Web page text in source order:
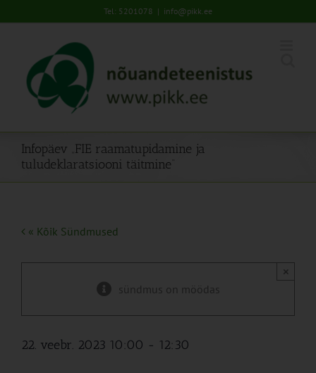
to
Tel: 5201078 | info@pikk.ee
Infopäev „FIE raamatupidamine ja
tuludeklaratsiooni täitmine“
« Kõik Sündmused
sündmus on möödas
×
22. veebr. 2023 10:00 - 12:30